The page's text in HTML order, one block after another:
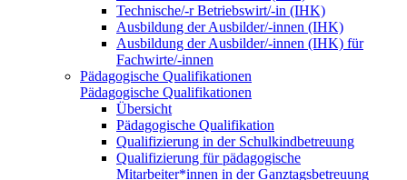
Technische/-r Betriebswirt/-in (IHK)
Ausbildung der Ausbilder/-innen (IHK)
Ausbildung der Ausbilder/-innen (IHK) für
Fachwirte/-innen
Pädagogische Qualifikationen
Pädagogische Qualifikationen
Übersicht
Pädagogische Qualifikation
Qualifizierung in der Schulkindbetreuung
Qualifizierung für pädagogische
Mitarbeiter*innen in der Ganztagsbetreuung